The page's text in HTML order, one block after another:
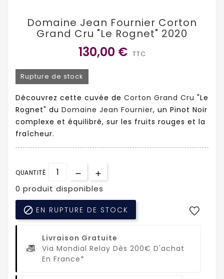
Domaine Jean Fournier Corton
Grand Cru "Le Rognet" 2020
130,00 € TTC
Rupture de stock
Découvrez cette cuvée de Corton Grand Cru "Le
Rognet" du Domaine Jean Fournier, un Pinot Noir
complexe et équilibré, sur les fruits rouges et la
fraîcheur.
QUANTITÉ
0 produit disponibles
 EN RUPTURE DE STOCK
Livraison Gratuite
Via Mondial Relay Dès 200€ D'achat
En France*